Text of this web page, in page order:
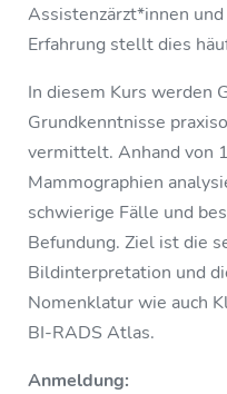
Assistenzärzt*innen
Erfahrung stellt dies
In diesem Kurs werden
Grundkenntnisse
vermittelt. Anhand von
Mammographien
schwierige Fälle und
Befundung. Ziel ist die
Bildinterpretation und
Nomenklatur wie auch
BI-RADS Atlas.
Anmeldung: